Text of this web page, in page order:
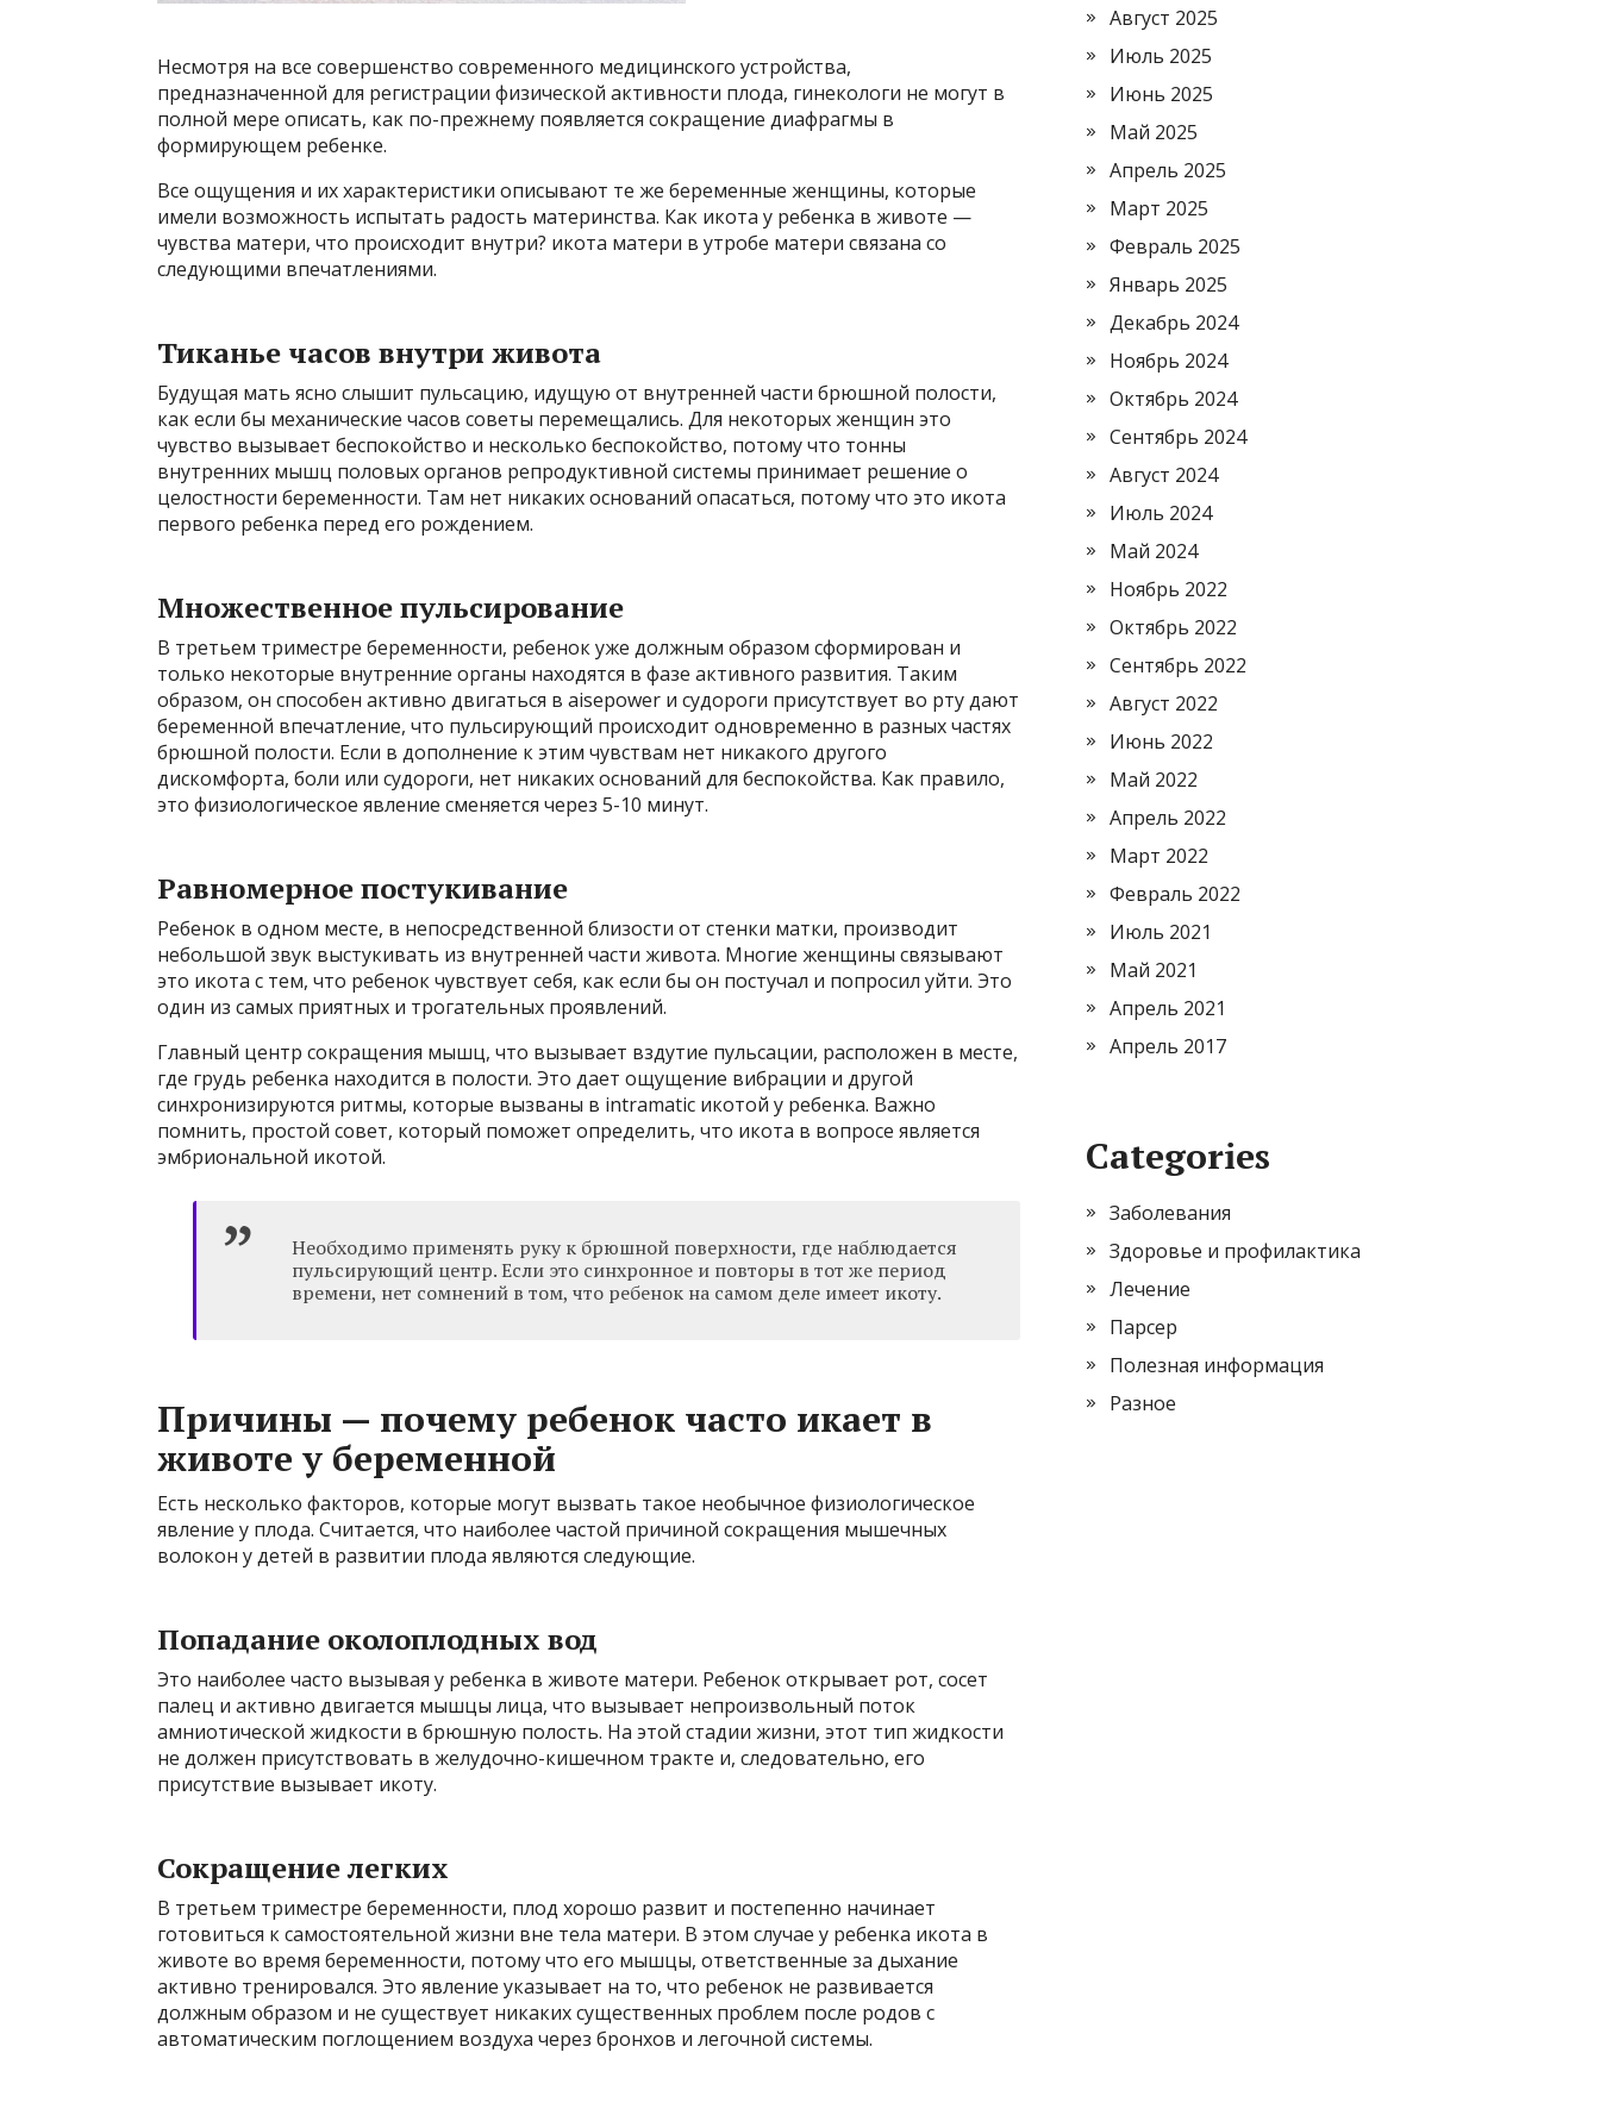
Несмотря на все совершенство современного медицинского устройства,
предназначенной для регистрации физической активности плода, гинекологи не могут в
полной мере описать, как по-прежнему появляется сокращение диафрагмы в
формирующем ребенке.
Все ощущения и их характеристики описывают те же беременные женщины, которые
имели возможность испытать радость материнства. Как икота у ребенка в животе —
чувства матери, что происходит внутри? икота матери в утробе матери связана со
следующими впечатлениями.
Тиканье часов внутри живота
Будущая мать ясно слышит пульсацию, идущую от внутренней части брюшной полости,
как если бы механические часов советы перемещались. Для некоторых женщин это
чувство вызывает беспокойство и несколько беспокойство, потому что тонны
внутренних мышц половых органов репродуктивной системы принимает решение о
целостности беременности. Там нет никаких оснований опасаться, потому что это икота
первого ребенка перед его рождением.
Множественное пульсирование
В третьем триместре беременности, ребенок уже должным образом сформирован и
только некоторые внутренние органы находятся в фазе активного развития. Таким
образом, он способен активно двигаться в aisepower и судороги присутствует во рту дают
беременной впечатление, что пульсирующий происходит одновременно в разных частях
брюшной полости. Если в дополнение к этим чувствам нет никакого другого
дискомфорта, боли или судороги, нет никаких оснований для беспокойства. Как правило,
это физиологическое явление сменяется через 5-10 минут.
Равномерное постукивание
Ребенок в одном месте, в непосредственной близости от стенки матки, производит
небольшой звук выстукивать из внутренней части живота. Многие женщины связывают
это икота с тем, что ребенок чувствует себя, как если бы он постучал и попросил уйти. Это
один из самых приятных и трогательных проявлений.
Главный центр сокращения мышц, что вызывает вздутие пульсации, расположен в месте,
где грудь ребенка находится в полости. Это дает ощущение вибрации и другой
синхронизируются ритмы, которые вызваны в intramatic икотой у ребенка. Важно
помнить, простой совет, который поможет определить, что икота в вопросе является
эмбриональной икотой.
Необходимо применять руку к брюшной поверхности, где наблюдается
пульсирующий центр. Если это синхронное и повторы в тот же период
времени, нет сомнений в том, что ребенок на самом деле имеет икоту.
Причины — почему ребенок часто икает в
животе у беременной
Есть несколько факторов, которые могут вызвать такое необычное физиологическое
явление у плода. Считается, что наиболее частой причиной сокращения мышечных
волокон у детей в развитии плода являются следующие.
Попадание околоплодных вод
Это наиболее часто вызывая у ребенка в животе матери. Ребенок открывает рот, сосет
палец и активно двигается мышцы лица, что вызывает непроизвольный поток
амниотической жидкости в брюшную полость. На этой стадии жизни, этот тип жидкости
не должен присутствовать в желудочно-кишечном тракте и, следовательно, его
присутствие вызывает икоту.
Сокращение легких
В третьем триместре беременности, плод хорошо развит и постепенно начинает
готовиться к самостоятельной жизни вне тела матери. В этом случае у ребенка икота в
животе во время беременности, потому что его мышцы, ответственные за дыхание
активно тренировался. Это явление указывает на то, что ребенок не развивается
должным образом и не существует никаких существенных проблем после родов с
автоматическим поглощением воздуха через бронхов и легочной системы.
Август 2025
Июль 2025
Июнь 2025
Май 2025
Апрель 2025
Март 2025
Февраль 2025
Январь 2025
Декабрь 2024
Ноябрь 2024
Октябрь 2024
Сентябрь 2024
Август 2024
Июль 2024
Май 2024
Ноябрь 2022
Октябрь 2022
Сентябрь 2022
Август 2022
Июнь 2022
Май 2022
Апрель 2022
Март 2022
Февраль 2022
Июль 2021
Май 2021
Апрель 2021
Апрель 2017
Categories
Заболевания
Здоровье и профилактика
Лечение
Парсер
Полезная информация
Разное